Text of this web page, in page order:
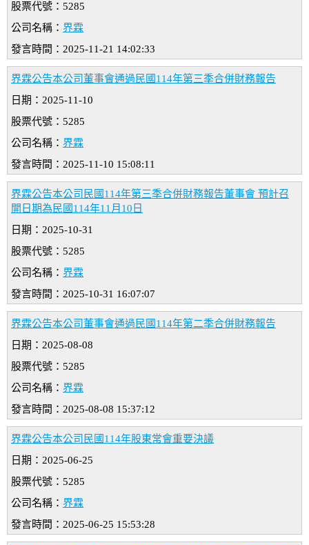
股票代號：5285
公司名稱： 界霖
發言時間：2025-11-21 14:02:33
界霖公告本公司董事會通過民國114年第三季合併財務報告
日期：2025-11-10
股票代號：5285
公司名稱： 界霖
發言時間：2025-11-10 15:08:11
界霖公告本公司民國114年第三季合併財務報告董事會 預計召
開日期為民國114年11月10日
日期：2025-10-31
股票代號：5285
公司名稱： 界霖
發言時間：2025-10-31 16:07:07
界霖公告本公司董事會通過民國114年第二季合併財務報告
日期：2025-08-08
股票代號：5285
公司名稱： 界霖
發言時間：2025-08-08 15:37:12
界霖公告本公司民國114年股東常會重要決議
日期：2025-06-25
股票代號：5285
公司名稱： 界霖
發言時間：2025-06-25 15:53:28